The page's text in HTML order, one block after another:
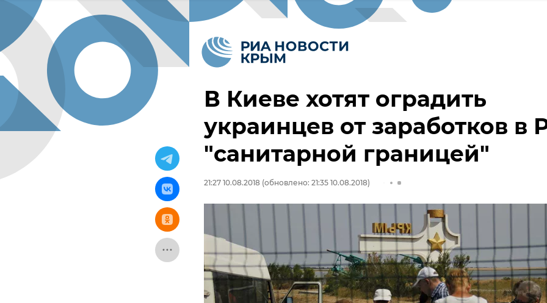
В Киеве хотят оградить
украинцев от заработков в
"санитарной границей"
21:27 10.08.2018 (обновлено: 21:35 10.08.2018)